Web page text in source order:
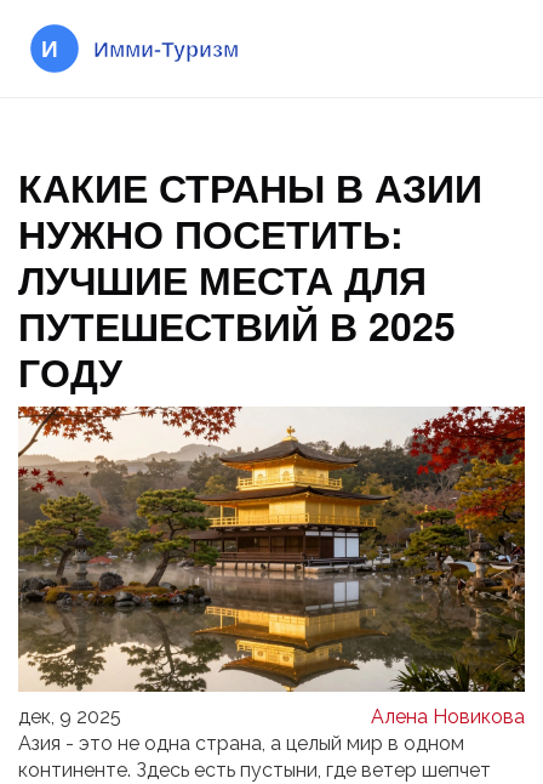
КАКИЕ СТРАНЫ В АЗИИ
НУЖНО ПОСЕТИТЬ:
ЛУЧШИЕ МЕСТА ДЛЯ
ПУТЕШЕСТВИЙ В 2025
ГОДУ
дек, 9 2025
Алена Новикова
Азия - это не одна страна, а целый мир в одном
континенте. Здесь есть пустыни, где ветер шепчет